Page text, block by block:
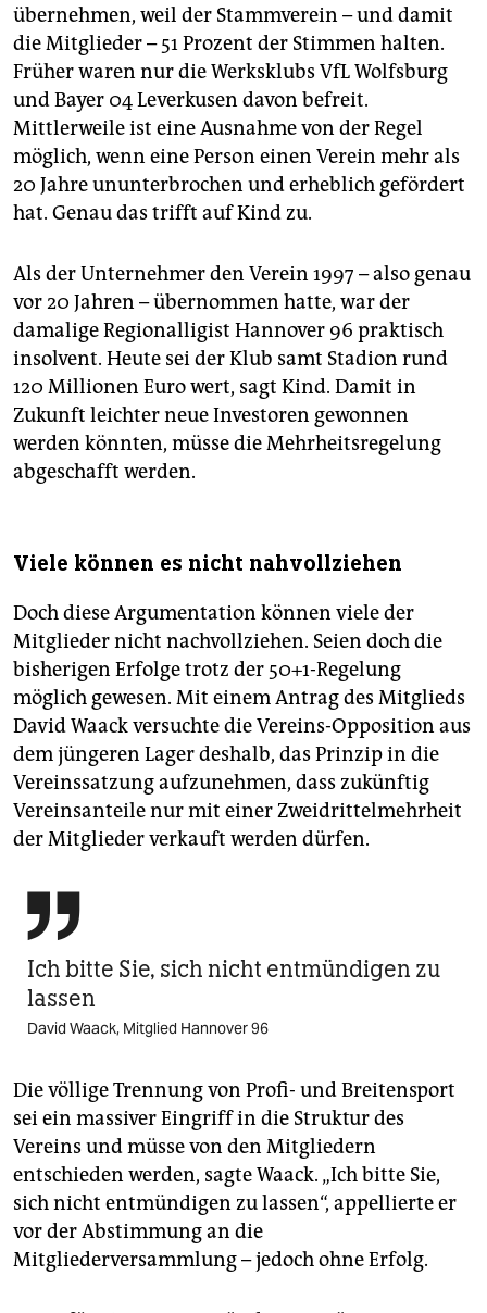
übernehmen, weil der Stammverein – und damit
die Mitglieder – 51 Prozent der Stimmen halten.
Früher waren nur die Werksklubs VfL Wolfsburg
und Bayer 04 Leverkusen davon befreit.
Mittlerweile ist eine Ausnahme von der Regel
möglich, wenn eine Person einen Verein mehr als
20 Jahre ununterbrochen und erheblich gefördert
hat. Genau das trifft auf Kind zu.
Als der Unternehmer den Verein 1997 – also genau
vor 20 Jahren – übernommen hatte, war der
damalige Regional­ligist Hannover 96 praktisch
insolvent. Heute sei der Klub samt Stadion rund
120 Millionen Euro wert, sagt Kind. Damit in
Zukunft leichter neue Investoren gewonnen
werden könnten, müsse die Mehrheitsregelung
abgeschafft werden.
Viele können es nicht nahvollziehen
Doch diese Argumentation können viele der
Mitglieder nicht nachvollziehen. Seien doch die
bisherigen Erfolge trotz der 50+1-Regelung
möglich gewesen. Mit einem Antrag des Mitglieds
David Waack versuchte die Vereins-Opposition aus
dem jüngeren Lager deshalb, das Prinzip in die
Vereinssatzung aufzunehmen, dass zukünftig
Vereinsanteile nur mit einer Zweidrittelmehrheit
der Mitglieder verkauft werden dürfen.

Ich bitte Sie, sich nicht entmündigen zu
lassen
David Waack, Mitglied Hannover 96
Die völlige Trennung von Profi- und Breitensport
sei ein massiver Eingriff in die Struktur des
Vereins und müsse von den Mitgliedern
entschieden werden, sagte Waack. „Ich bitte Sie,
sich nicht entmündigen zu lassen“, appellierte er
vor der Abstimmung an die
Mitgliederversammlung – jedoch ohne Erfolg.